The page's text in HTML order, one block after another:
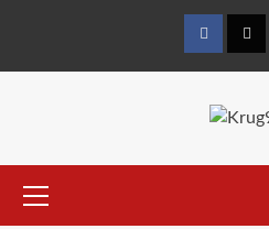
Facebook
Menu